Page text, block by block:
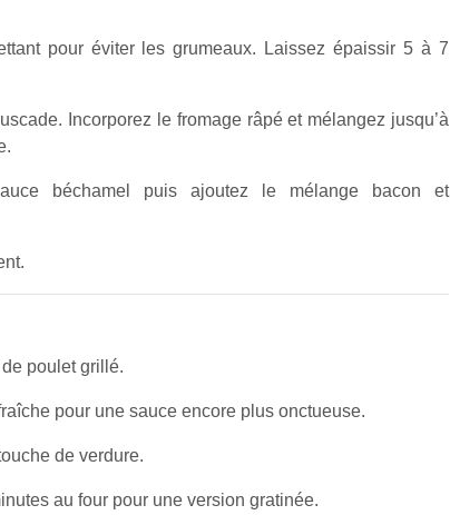
pour éviter les grumeaux. Laissez épaissir 5 à 7
Incorporez le fromage râpé et mélangez jusqu’à
béchamel puis ajoutez le mélange bacon et
poulet grillé.
pour une sauce encore plus onctueuse.
de verdure.
au four pour une version gratinée.